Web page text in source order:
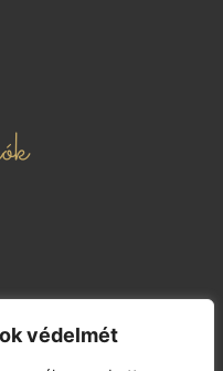
védelmét